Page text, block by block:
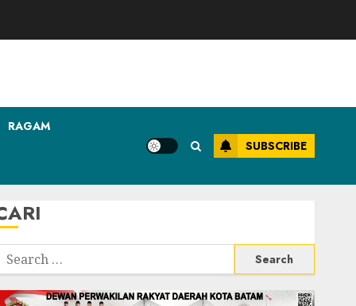
RAGAM
SUBSCRIBE
Search